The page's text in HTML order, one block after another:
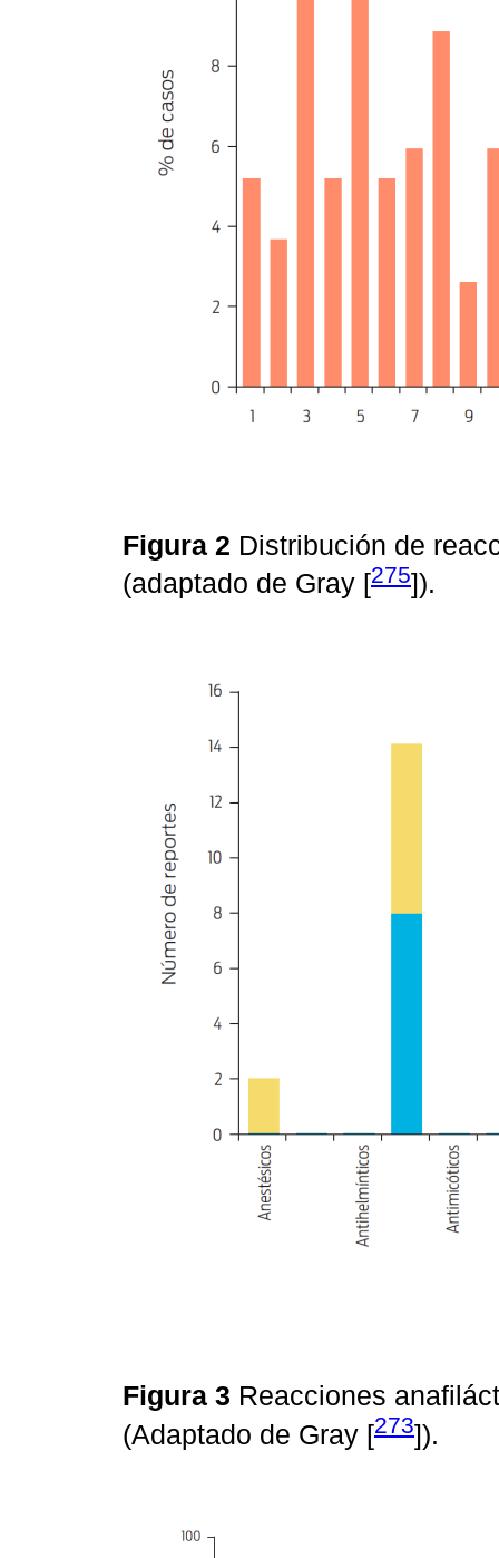
Figura 2 Distribución de
(adaptado de Gray [275]).
Figura 3 Reacciones
(Adaptado de Gray [273]).